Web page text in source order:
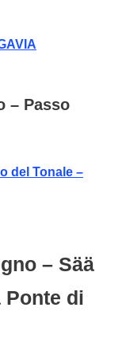
– Passo
del Tonale –
– Sää
Ponte di